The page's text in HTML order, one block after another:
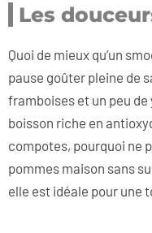
Les
Quoi de mieux qu’un
pause goûter pleine de
framboises et un peu
boisson riche en
compotes, pourquoi ne
pommes maison sans
elle est idéale pour une